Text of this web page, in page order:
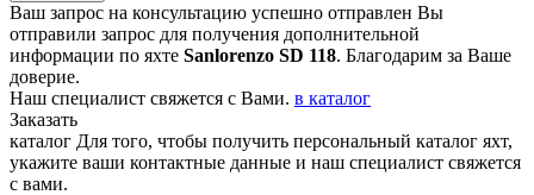
Ваш запрос на консультацию успешно отправлен Вы
отправили запрос для получения дополнительной
информации по яхте Sanlorenzo SD 118. Благодарим за Ваше
доверие.
Наш специалист свяжется с Вами. в каталог
Заказать
каталог Для того, чтобы получить персональный каталог яхт,
укажите ваши контактные данные и наш специалист свяжется
с вами.